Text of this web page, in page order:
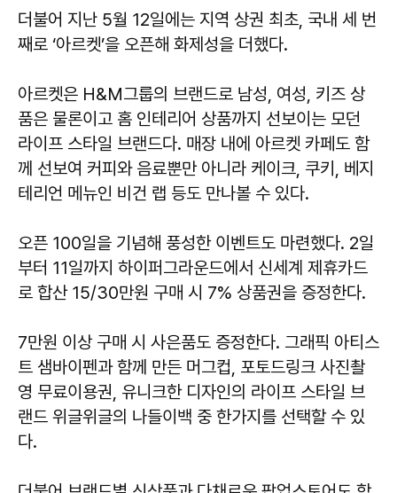
더불어 지난 5월 12일에는 지역 상권 최초, 국내 세 번
째로 ‘아르켓’을 오픈해 화제성을 더했다.
아르켓은 H&M그룹의 브랜드로 남성, 여성, 키즈 상
품은 물론이고 홈 인테리어 상품까지 선보이는 모던
라이프 스타일 브랜드다. 매장 내에 아르켓 카페도 함
께 선보여 커피와 음료뿐만 아니라 케이크, 쿠키, 베지
테리언 메뉴인 비건 랩 등도 만나볼 수 있다.
오픈 100일을 기념해 풍성한 이벤트도 마련했다. 2일
부터 11일까지 하이퍼그라운드에서 신세계 제휴카드
로 합산 15/30만원 구매 시 7% 상품권을 증정한다.
7만원 이상 구매 시 사은품도 증정한다. 그래픽 아티스
트 샘바이펜과 함께 만든 머그컵, 포토드링크 사진촬
영 무료이용권, 유니크한 디자인의 라이프 스타일 브
랜드 위글위글의 나들이백 중 한가지를 선택할 수 있
다.